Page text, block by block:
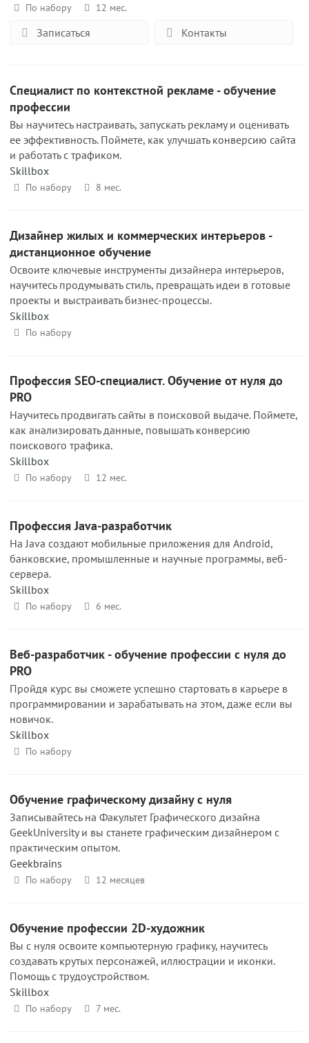
По набору 12 мес.
Записаться Контакты
Специалист по контекстной рекламе - обучение
профессии
Вы научитесь настраивать, запускать рекламу и оценивать
ее эффективность. Поймете, как улучшать конверсию сайта
и работать с трафиком.
Skillbox
По набору 8 мес.
Дизайнер жилых и коммерческих интерьеров -
дистанционное обучение
Освоите ключевые инструменты дизайнера интерьеров,
научитесь продумывать стиль, превращать идеи в готовые
проекты и выстраивать бизнес-процессы.
Skillbox
По набору
Профессия SEO-специалист. Обучение от нуля до
PRO
Научитесь продвигать сайты в поисковой выдаче. Поймете,
как анализировать данные, повышать конверсию
поискового трафика.
Skillbox
По набору 12 мес.
Профессия Java-разработчик
На Java создают мобильные приложения для Android,
банковские, промышленные и научные программы, веб-
сервера.
Skillbox
По набору 6 мес.
Веб-разработчик - обучение профессии с нуля до
PRO
Пройдя курс вы сможете успешно стартовать в карьере в
программировании и зарабатывать на этом, даже если вы
новичок.
Skillbox
По набору
Обучение графическому дизайну с нуля
Записывайтесь на Факультет Графического дизайна
GeekUniversity и вы станете графическим дизайнером с
практическим опытом.
Geekbrains
По набору 12 месяцев
Обучение профессии 2D-художник
Вы с нуля освоите компьютерную графику, научитесь
создавать крутых персонажей, иллюстрации и иконки.
Помощь с трудоустройством.
Skillbox
По набору 7 мес.